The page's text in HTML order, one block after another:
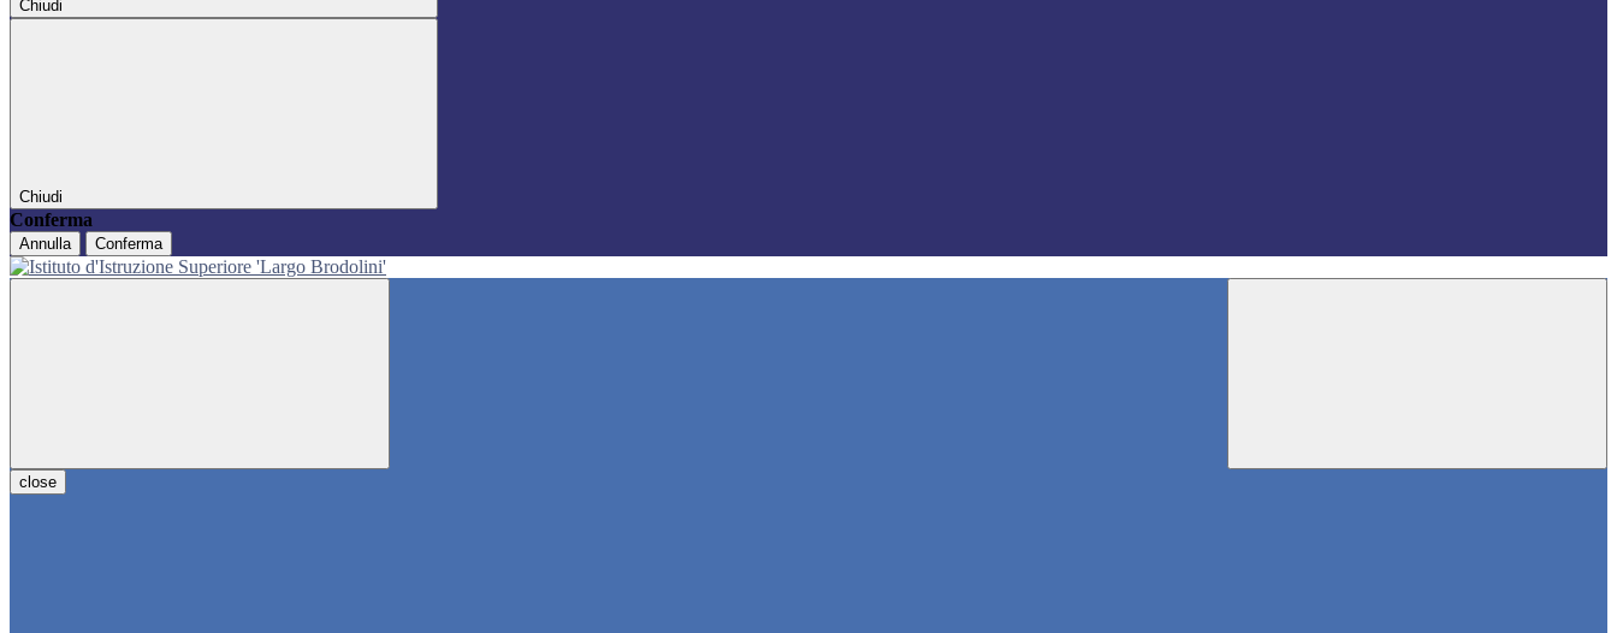
Chiudi
Chiudi
Conferma
Annulla Conferma
close